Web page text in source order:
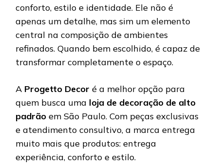
conforto, estilo e identidade. Ele não é
apenas um detalhe, mas sim um elemento
central na composição de ambientes
refinados. Quando bem escolhido, é capaz de
transformar completamente o espaço.
A Progetto Decor é a melhor opção para
quem busca uma loja de decoração de alto
padrão em São Paulo. Com peças exclusivas
e atendimento consultivo, a marca entrega
muito mais que produtos: entrega
experiência, conforto e estilo.